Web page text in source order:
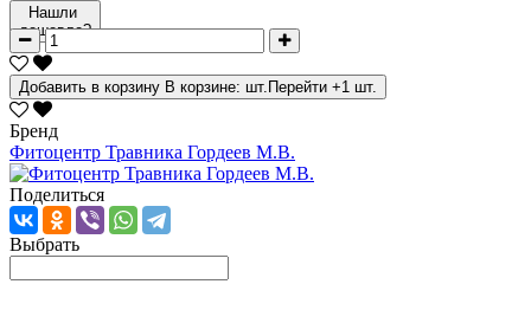
Нашли
дешевле?
Добавить в корзину В корзине: шт. Перейти +1 шт.
Бренд
Фитоцентр Травника Гордеев М.В.
Поделиться
Выбрать